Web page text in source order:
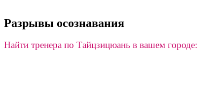
Разрывы осознавания
Найти тренера по Тайцзицюань в вашем городе: